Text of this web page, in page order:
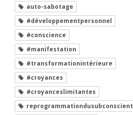
auto-sabotage
#développementpersonnel
#conscience
#manifestation
#transformationintérieure
#croyances
#croyanceslimitantes
reprogrammationdusubconscient